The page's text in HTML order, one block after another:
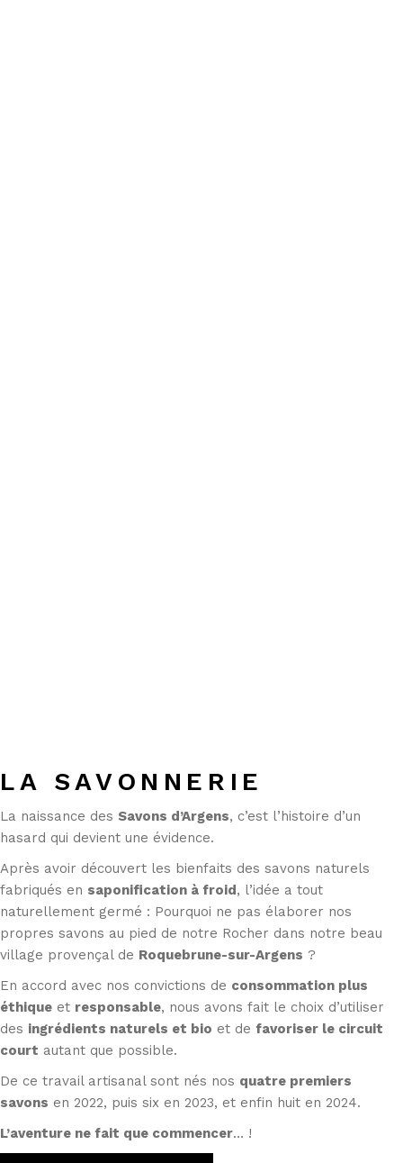
LA SAVONNERIE
La naissance des Savons d’Argens, c’est l’histoire d’un
hasard qui devient une évidence.
Après avoir découvert les bienfaits des savons naturels
fabriqués en saponification à froid, l’idée a tout
naturellement germé : Pourquoi ne pas élaborer nos
propres savons au pied de notre Rocher dans notre beau
village provençal de Roquebrune-sur-Argens ?
En accord avec nos convictions de consommation plus
éthique et responsable, nous avons fait le choix d’utiliser
des ingrédients naturels et bio et de favoriser le circuit
court autant que possible.
De ce travail artisanal sont nés nos quatre premiers
savons en 2022, puis six en 2023, et enfin huit en 2024.
L’aventure ne fait que commencer… !